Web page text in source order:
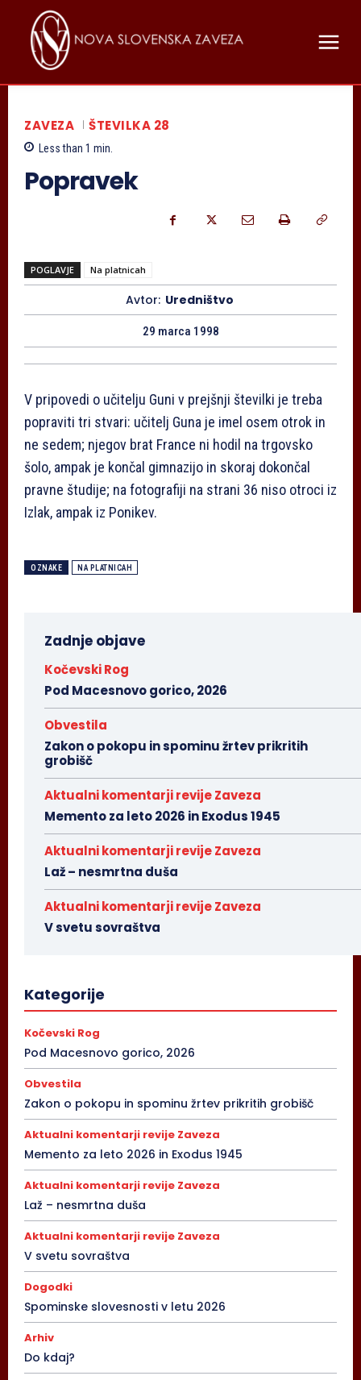
ZAVEZA ŠTEVILKA 28
Less than 1 min.
Popravek
POGLAVJE Na platnicah
Avtor: Uredništvo
29 marca 1998
V pripovedi o učitelju Guni v prejšnji številki je treba
popraviti tri stvari: učitelj Guna je imel osem otrok in
ne sedem; njegov brat France ni hodil na trgovsko
šolo, ampak je končal gimnazijo in skoraj dokončal
pravne študije; na fotografiji na strani 36 niso otroci iz
Izlak, ampak iz Ponikev.
OZNAKE NA PLATNICAH
Zadnje objave
Kočevski Rog
Pod Macesnovo gorico, 2026
Obvestila
Zakon o pokopu in spominu žrtev prikritih
grobišč
Aktualni komentarji revije Zaveza
Memento za leto 2026 in Exodus 1945
Aktualni komentarji revije Zaveza
Laž – nesmrtna duša
Aktualni komentarji revije Zaveza
V svetu sovraštva
Kategorije
Kočevski Rog
Pod Macesnovo gorico, 2026
Obvestila
Zakon o pokopu in spominu žrtev prikritih grobišč
Aktualni komentarji revije Zaveza
Memento za leto 2026 in Exodus 1945
Aktualni komentarji revije Zaveza
Laž – nesmrtna duša
Aktualni komentarji revije Zaveza
V svetu sovraštva
Dogodki
Spominske slovesnosti v letu 2026
Arhiv
Do kdaj?